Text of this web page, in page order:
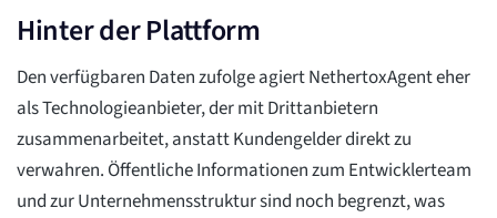
Hinter der Plattform
Den verfügbaren Daten zufolge agiert NethertoxAgent eher
als Technologieanbieter, der mit Drittanbietern
zusammenarbeitet, anstatt Kundengelder direkt zu
verwahren. Öffentliche Informationen zum Entwicklerteam
und zur Unternehmensstruktur sind noch begrenzt, was